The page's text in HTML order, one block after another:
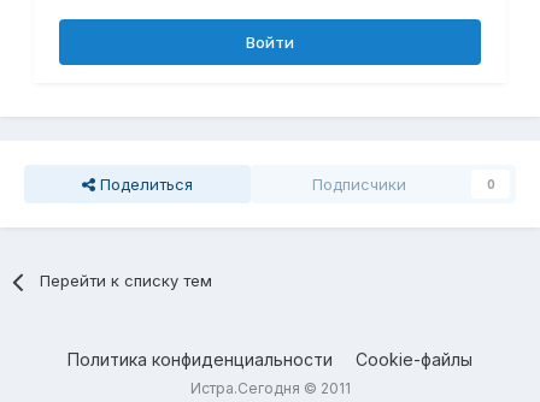
Войти
Поделиться Подписчики 0
Перейти к списку тем
Политика конфиденциальности Cookie-файлы
Истра.Сегодня © 2011